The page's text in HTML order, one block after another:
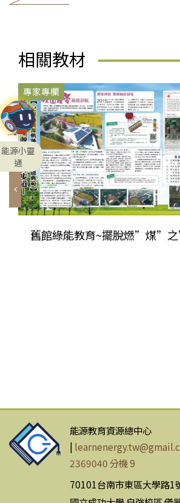
相關教材
專家專欄
舊館綠能教育~擺脫燃”煤”
能源小靈
通
能源教育資源總中心
|
2369040 分機 9
70101台南市東區大學路1